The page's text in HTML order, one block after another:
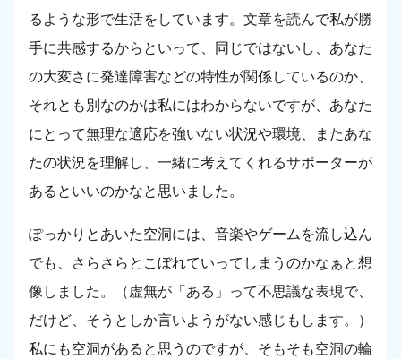
るような形で生活をしています。文章を読んで私が勝
手に共感するからといって、同じではないし、あなた
の大変さに発達障害などの特性が関係しているのか、
それとも別なのかは私にはわからないですが、あなた
にとって無理な適応を強いない状況や環境、またあな
たの状況を理解し、一緒に考えてくれるサポーターが
あるといいのかなと思いました。
ぽっかりとあいた空洞には、音楽やゲームを流し込ん
でも、さらさらとこぼれていってしまうのかなぁと想
像しました。（虚無が「ある」って不思議な表現で、
だけど、そうとしか言いようがない感じもします。）
私にも空洞があると思うのですが、そもそも空洞の輪